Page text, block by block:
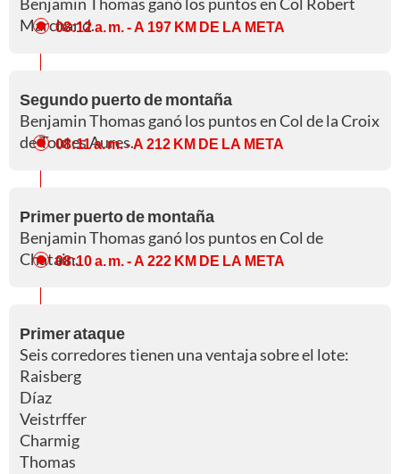
Marchand.
08:12 a. m.- A 197 KM DE LA META
Segundo puerto de montaña
Benjamin Thomas ganó los puntos en Col de la Croix
de Toutes Aures.
08:11 a. m.- A 212 KM DE LA META
Primer puerto de montaña
Benjamin Thomas ganó los puntos en Col de
Chatain.08:10 a. m.- A 222 KM DE LA META
Primer ataque
Seis corredores tienen una ventaja sobre el lote:
Raisberg
Díaz
Veistrffer
Charmig
Thomas